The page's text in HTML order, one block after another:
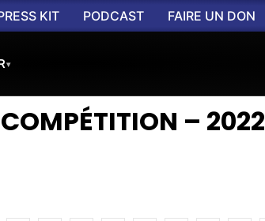
KIT PODCAST FAIRE UN DON
▾
– 2022